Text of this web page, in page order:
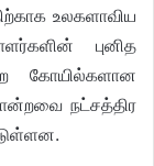
உலகளாவிய
புனித
கோயில்களான
நட்சத்திர